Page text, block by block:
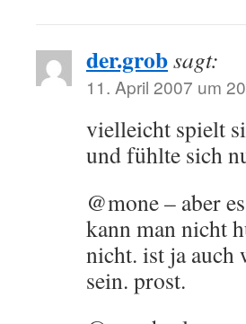
der.grobsagt:
11. April 2007 um
vielleicht spielt
und fühlte sich
@mone – aber
kann man nicht
nicht. ist ja auch
sein. prost.